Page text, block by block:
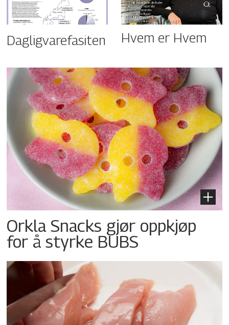
Dagligvarefasiten Hvem er Hvem
Orkla Snacks gjør oppkjøp
for å styrke BUBS